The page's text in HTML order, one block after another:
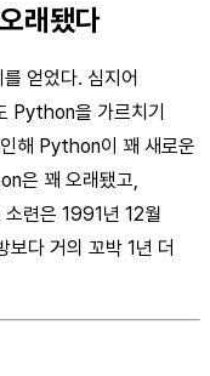
래됐다
얻었다. 심지어
Python을 가르치기
해 Python이 꽤 새로운
은 꽤 오래됐고,
련은 1991년 12월
다 거의 꼬박 1년 더